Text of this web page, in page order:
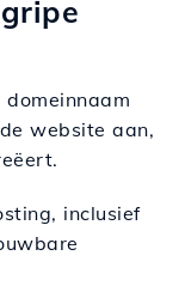
website aan,
inclusief